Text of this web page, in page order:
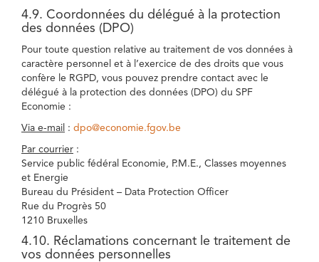
4.9. Coordonnées du délégué à la protection
des données (DPO)
Pour toute question relative au traitement de vos données à
caractère personnel et à l’exercice de des droits que vous
confère le RGPD, vous pouvez prendre contact avec le
délégué à la protection des données (DPO) du SPF
Economie :
Via e-mail : dpo@economie.fgov.be
Par courrier :
Service public fédéral Economie, P.M.E., Classes moyennes
et Energie
Bureau du Président – Data Protection Officer
Rue du Progrès 50
1210 Bruxelles
4.10. Réclamations concernant le traitement de
vos données personnelles